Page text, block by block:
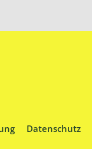
Datenschutz